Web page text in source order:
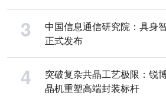
中国信息通信研究院：具身
正式发布
突破复杂共晶工艺极限：锐
晶机重塑高端封装标杆